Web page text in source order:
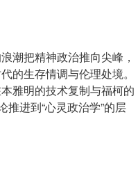
潮把精神政治推向尖峰，
的生存情调与伦理处境。
雅明的技术复制与福柯的
推进到“心灵政治学”的层